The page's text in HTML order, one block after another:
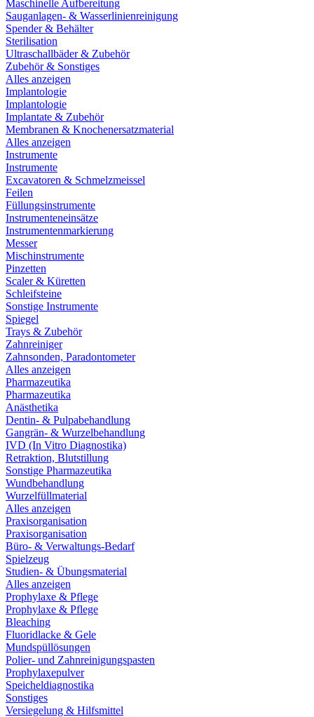
Maschinelle Aufbereitung
Sauganlagen- & Wasserlinienreinigung
Spender & Behälter
Sterilisation
Ultraschallbäder & Zubehör
Zubehör & Sonstiges
Alles anzeigen
Implantologie
Implantologie
Implantate & Zubehör
Membranen & Knochenersatzmaterial
Alles anzeigen
Instrumente
Instrumente
Excavatoren & Schmelzmeissel
Feilen
Füllungsinstrumente
Instrumenteneinsätze
Instrumentenmarkierung
Messer
Mischinstrumente
Pinzetten
Scaler & Küretten
Schleifsteine
Sonstige Instrumente
Spiegel
Trays & Zubehör
Zahnreiniger
Zahnsonden, Paradontometer
Alles anzeigen
Pharmazeutika
Pharmazeutika
Anästhetika
Dentin- & Pulpabehandlung
Gangrän- & Wurzelbehandlung
IVD (In Vitro Diagnostika)
Retraktion, Blutstillung
Sonstige Pharmazeutika
Wundbehandlung
Wurzelfüllmaterial
Alles anzeigen
Praxisorganisation
Praxisorganisation
Büro- & Verwaltungs-Bedarf
Spielzeug
Studien- & Übungsmaterial
Alles anzeigen
Prophylaxe & Pflege
Prophylaxe & Pflege
Bleaching
Fluoridlacke & Gele
Mundspüllösungen
Polier- und Zahnreinigungspasten
Prophylaxepulver
Speicheldiagnostika
Sonstiges
Versiegelung & Hilfsmittel